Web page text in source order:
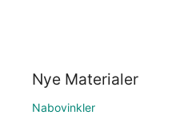
Nye Materialer
Nabovinkler